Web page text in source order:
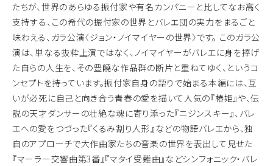
たちが、世界のあらゆる振付家や有名カンパニーと比してなお高く
支持する、この希代の振付家の世界とバレエ団の実力をまるごと
味わえる、ガラ公演〈ジョン・ノイマイヤーの世界〉です。 このガラ公
演は、単なる抜粋上演ではなく、ノイマイヤーがバレエに身を捧げ
た自らの人生を、その豊饒な作品群の断片と重ねてゆく、というコ
ンセプトを持っています。振付家自身の語りで始まる本編には、互
いが必死に自己と向き合う青春の愛を描いて人気の『椿姫』や、伝
説の天才ダンサーの壮絶な魂に寄り添った『ニジンスキー』、バレ
エへの愛をつづった『くるみ割り人形』などの物語バレエから、独
自のアプローチで大作曲家たちの音楽の世界を表出して見せた
『マーラー交響曲第3番』『マタイ受難曲』などシンフォニック・バレ